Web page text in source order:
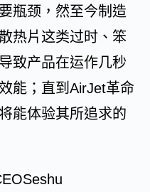
瓶颈，然至今制造
热片这类过时、笨
致产品在运作几秒
能；直到AirJet革命
能体验其所追求的